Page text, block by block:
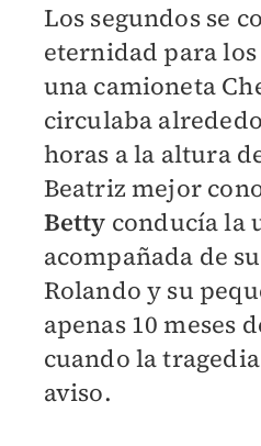
Los segundos se
eternidad para
una camioneta
circulaba
horas a la altura
Beatriz mejor
Betty conducía la
acompañada de
Rolando y su
apenas 10 meses
cuando la
aviso.